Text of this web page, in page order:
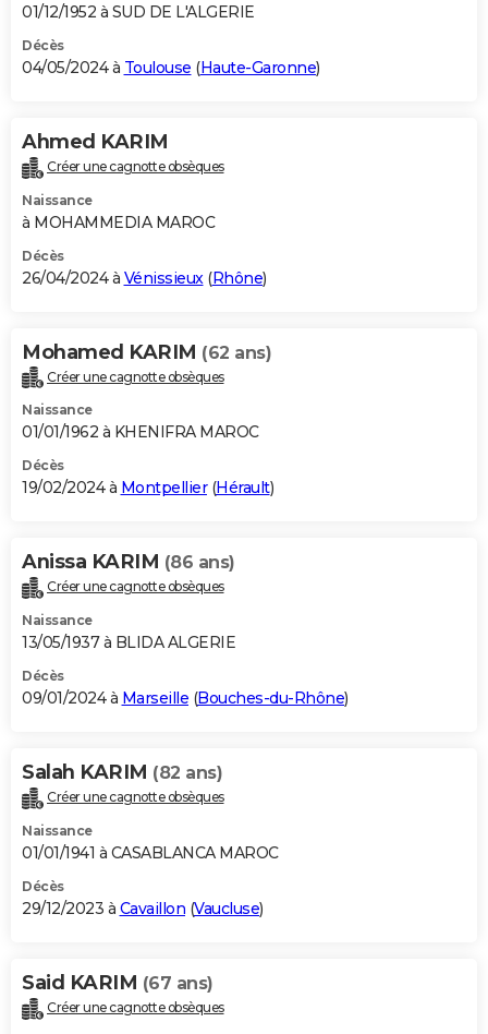
01/12/1952 à SUD DE L'ALGERIE
Décès
04/05/2024 à Toulouse (Haute-Garonne)
Ahmed KARIM
Créer une cagnotte obsèques
Naissance
à MOHAMMEDIA MAROC
Décès
26/04/2024 à Vénissieux (Rhône)
Mohamed KARIM (62 ans)
Créer une cagnotte obsèques
Naissance
01/01/1962 à KHENIFRA MAROC
Décès
19/02/2024 à Montpellier(Hérault)
Anissa KARIM (86 ans)
Créer une cagnotte obsèques
Naissance
13/05/1937 à BLIDA ALGERIE
Décès
09/01/2024 à Marseille (Bouches-du-Rhône)
Salah KARIM (82 ans)
Créer une cagnotte obsèques
Naissance
01/01/1941 à CASABLANCA MAROC
Décès
29/12/2023 à Cavaillon (Vaucluse)
Said KARIM (67 ans)
Créer une cagnotte obsèques